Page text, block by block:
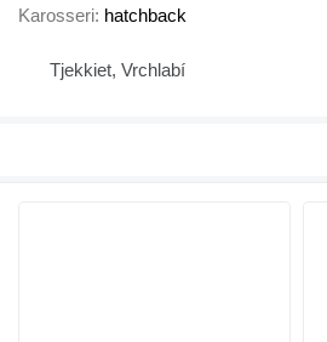
Karosseri hatchback
Tjekkiet, Vrchlabí